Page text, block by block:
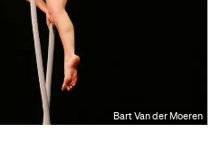
Bart Van der Moeren